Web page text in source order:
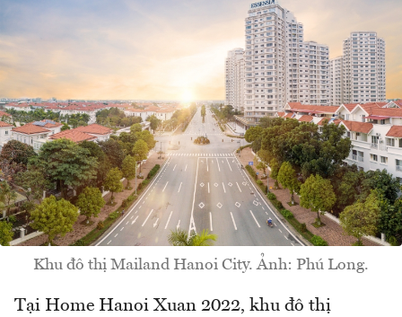
Khu đô thị Mailand Hanoi City. Ảnh: Phú Long.
Tại Home Hanoi Xuan 2022, khu đô thị